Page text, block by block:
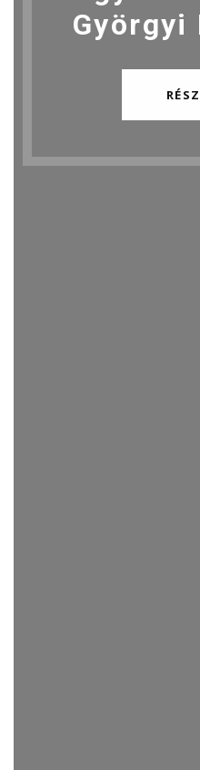
Györgyi